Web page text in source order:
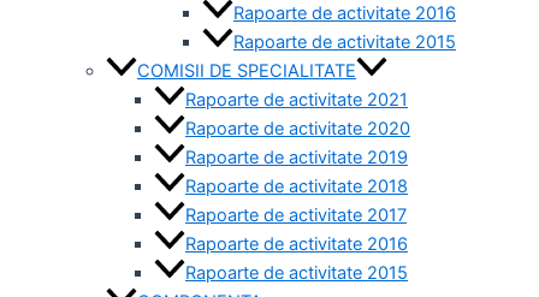
Rapoarte de activitate 2016
Rapoarte de activitate 2015
COMISII DE SPECIALITATE
Rapoarte de activitate 2021
Rapoarte de activitate 2020
Rapoarte de activitate 2019
Rapoarte de activitate 2018
Rapoarte de activitate 2017
Rapoarte de activitate 2016
Rapoarte de activitate 2015